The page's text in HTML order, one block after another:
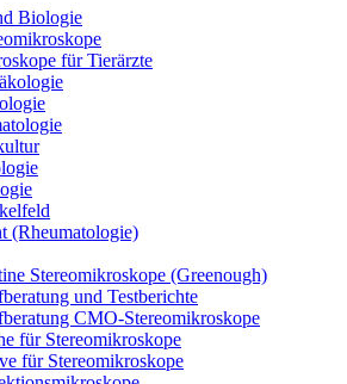
Biologie
für Tierärzte
(Rheumatologie)
Stereomikroskope (Greenough)
und Testberichte
CMO-Stereomikroskope
für Stereomikroskope
für Stereomikroskope